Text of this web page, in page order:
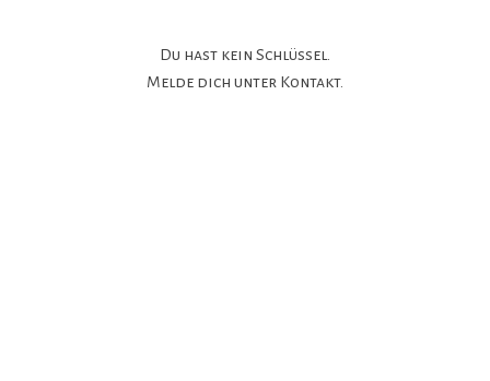
FBC
Du hast kein Schlüssel.
Melde dich unter Kontakt.